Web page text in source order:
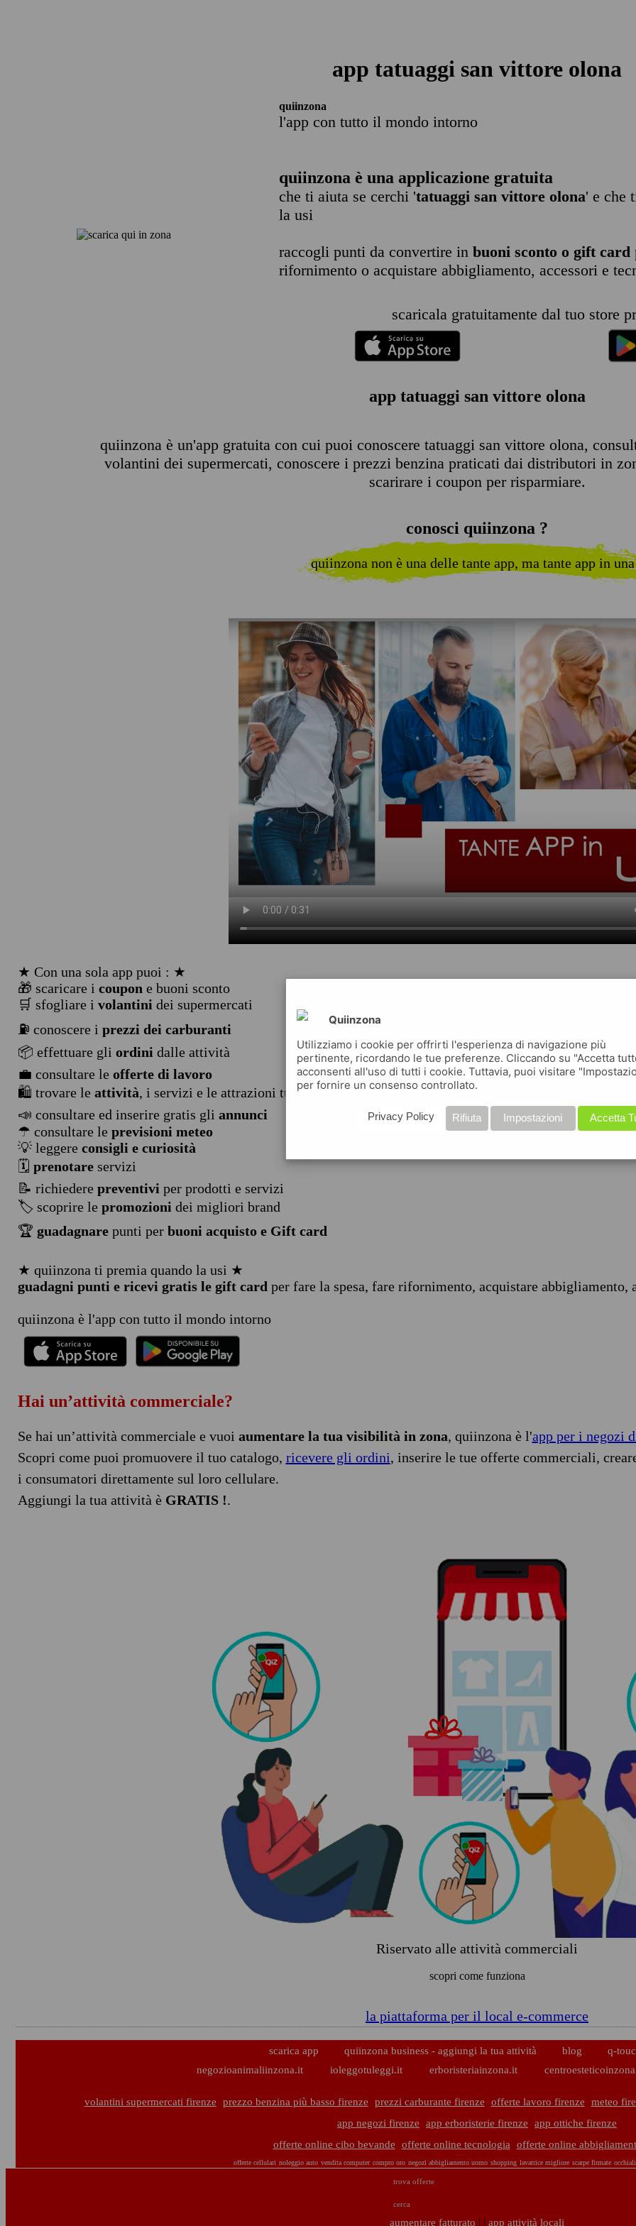
app tatuaggi san vittore olona
quiinzona
l'app con tutto il mondo intorno
quiinzona è una applicazione gratuita
che ti aiuta se cerchi 'tatuaggi san vittore olona' e che
la usi
raccogli punti da convertire in buoni sconto o gift card
rifornimento o acquistare abbigliamento, accessori e
scaricala gratuitamente dal tuo store
app tatuaggi san vittore olona
quiinzona è un'app gratuita con cui puoi conoscere tatuaggi san vittore olona,
volantini dei supermercati, conoscere i prezzi benzina praticati dai distributori in
scarirare i coupon per risparmiare.
conosci quiinzona ?
quiinzona non è una delle tante app, ma tante app in
★ Con una sola app puoi : ★
🎁 scaricare i coupon e buoni sconto
🛒 sfogliare i volantini dei supermercati
⛽ conoscere i prezzi dei carburanti
📦 effettuare gli ordini dalle attività
💼 consultare le offerte di lavoro
🛍️ trovare le attività, i servizi e le attrazioni turistiche
📣 consultare ed inserire gratis gli annunci
☂ consultare le previsioni meteo
💡 leggere consigli e curiosità
🗓️ prenotareservizi
📝 richiedere preventivi per prodotti e servizi
🏷️ scoprire le promozioni dei migliori brand
🏆 guadagnarepunti per buoni acquisto e Gift card
★ quiinzona ti premia quando la usi ★
guadagni punti e ricevi gratis le gift card per fare la spesa, fare rifornimento, acquistare abbigliamento,
quiinzona è l'app con tutto il mondo intorno
Hai un’attività commerciale?
Se hai un’attività commerciale e vuoi aumentare la tua visibilità in zona, quiinzona è l'app per i negozi
Scopri come puoi promuovere il tuo catalogo, ricevere gli ordini, inserire le tue offerte commerciali,
i consumatori direttamente sul loro cellulare.
Aggiungi la tua attività è GRATIS !.
Riservato alle attività commerciali
scopri come funziona
la piattaforma per il local e-commerce
scarica app quiinzona business - aggiungi la tua attività blog
q-
negozioanimaliinzona.it
ioleggotuleggi.it erboristeriainzona.it
volantini supermercati firenze prezzo benzina più basso firenze prezzi carburante firenze offerte lavoro firenze meteo
app negozi firenze
app erboristerie firenze
app ottiche firenze
offerte online cibo bevande
offerte online tecnologia offerte online
offerte cellulari noleggio auto vendita computer compro oro negozi abbigliamento uomo shopping lavatrice migliore scarpe firmate
trova offerte
cerca
aumentare fatturato | | app attività locali
Quiinzona
Utilizziamo i cookie per offrirti l'esperienza di navigazione più
pertinente, ricordando le tue preferenze. Cliccando su "Accetta
acconsenti all'uso di tutti i cookie. Tuttavia, puoi visitare
per fornire un consenso controllato.
Accetta
Impostazioni
Rifiuta
Privacy Policy